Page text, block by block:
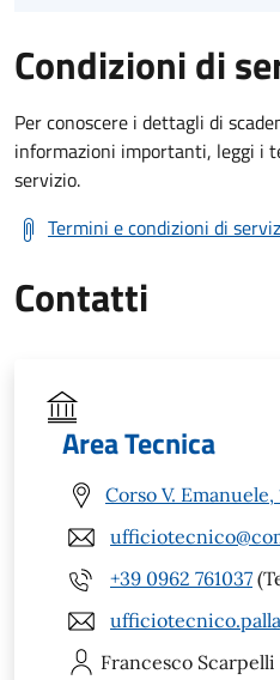
Condizioni di
Per conoscere i dettagli di
informazioni importanti, leggi i
servizio.
Termini e condizioni di
Contatti
Area Tecnica
Corso V. Emanuele,
+39 0962 761037
Francesco Scarpelli